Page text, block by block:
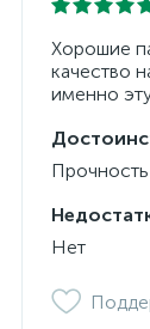
Хорошие
качество
именно
Прочность
Нет